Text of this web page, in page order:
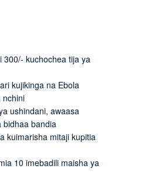
300/- kuchochea tija ya
kujikinga na Ebola
nchini
ushindani, awaasa
bidhaa bandia
kuimarisha mitaji kupitia
10 imebadili maisha ya